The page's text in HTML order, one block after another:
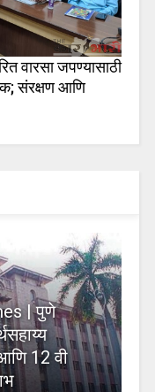
वारसा जपण्यासाठी
संरक्षण आणि
| पुणे
12 वी